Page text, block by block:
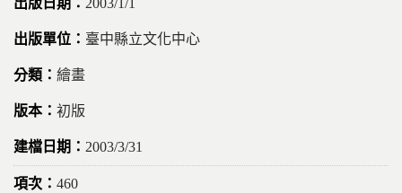
2003/1/1
臺中縣立文化中心
繪畫
初版
2003/3/31
460